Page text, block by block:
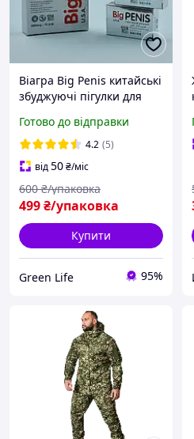
Віагра Big Penis китайські
збуджуючі пігулки для
потенції ерекції
потужний збуджуючий
засіб Viagra 12 шт
Готово до відправки
4.2 (5)
від50₴/міс
499₴/упаковка
600 ₴/упаковка
Купити
Green Life 95%